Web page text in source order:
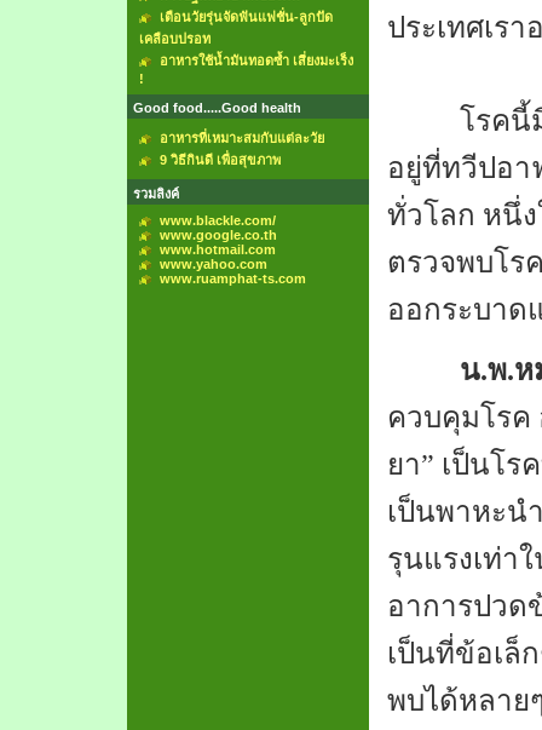
เตือนวัยรุ่นจัดฟันแฟชั่น-ลูกปัด
เคลือบปรอท
อาหารใช้น้ำมันทอดซ้ำ เสี่ยงมะเร็ง
!
Good food.....Good health
อาหารที่เหมาะสมกับแต่ละวัย
9 วิธีกินดี เพื่อสุขภาพ
รวมลิงค์
www.blackle.com/
www.google.co.th
www.hotmail.com
www.yahoo.com
www.ruamphat-ts.com
ประเทศเรา
โรคนี้มีม
อยู่ที่ทวีปอา
ทั่วโลก หนึ่ง
ตรวจพบโร
ออกระบาด
น.พ.ห
ควบคุมโรค
ยา” เป็นโร
เป็นพาหะน
รุนแรงเท่า
อาการปวด
เป็นที่ข้อเล็
พบได้หลาย